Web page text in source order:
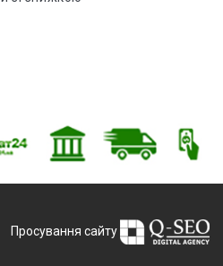
Просування сайту